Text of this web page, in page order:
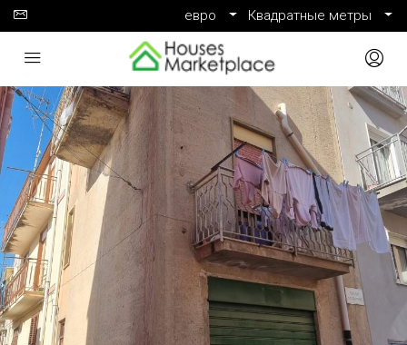
евро Квадратные метры